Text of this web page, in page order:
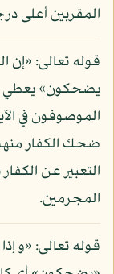
المقربين أعلى
قوله تعالى: «إن
يضحكون» يعطي
الموصوفون في
ضحك الكفار
التعبير عن
المجرمين.
قوله تعالى: «و